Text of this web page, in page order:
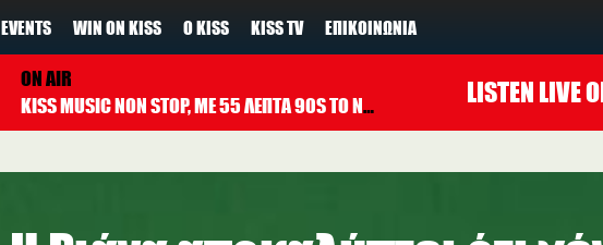
EVENTS WIN ON KISS Ο KISS KISS TV ΕΠΙΚΟΙΝΩΝΊΑ
ON AIR
KISS MUSIC NON STOP, ΜΕ 55 ΛΕΠΤΑ 90S TO NOW ΚΑΘΕ ΩΡΑ
00:00 - 10:00
LISTEN LIVE